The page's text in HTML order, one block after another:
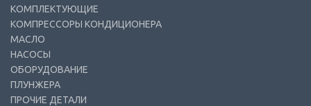
КОМПЛЕКТУЮЩИЕ
КОМПРЕССОРЫ КОНДИЦИОНЕРА
МАСЛО
НАСОСЫ
ОБОРУДОВАНИЕ
ПЛУНЖЕРА
ПРОЧИЕ ДЕТАЛИ